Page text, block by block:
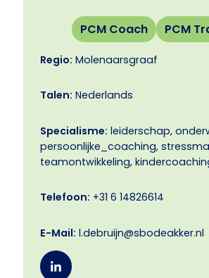
PCM Coach PCM
Regio: Molenaarsgraaf
Talen: Nederlands
Specialisme: leiderschap,
persoonlijke_coaching,
teamontwikkeling,
Telefoon: +31 6 14826614
E-Mail: l.debruijn@sbodeakker.nl